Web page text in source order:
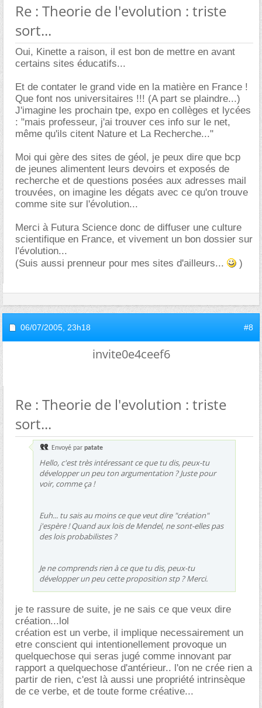
Re : Theorie de l'evolution : triste
sort...
Oui, Kinette a raison, il est bon de mettre en avant
certains sites éducatifs...
Et de contater le grand vide en la matière en France !
Que font nos universitaires !!! (A part se plaindre...)
J'imagine les prochain tpe, expo en collèges et lycées
: "mais professeur, j'ai trouver ces info sur le net,
même qu'ils citent Nature et La Recherche..."
Moi qui gère des sites de géol, je peux dire que bcp
de jeunes alimentent leurs devoirs et exposés de
recherche et de questions posées aux adresses mail
trouvées, on imagine les dégats avec ce qu'on trouve
comme site sur l'évolution...
Merci à Futura Science donc de diffuser une culture
scientifique en France, et vivement un bon dossier sur
l'évolution...
(Suis aussi prenneur pour mes sites d'ailleurs...
)
06/07/2005, 23h18 #8
invite0e4ceef6
Re : Theorie de l'evolution : triste
sort...
Envoyé par patate
Hello, c'est très intéressant ce que tu dis, peux-tu
développer un peu ton argumentation ? Juste pour
voir, comme ça !
Euh... tu sais au moins ce que veut dire "création"
j'espère ! Quand aux lois de Mendel, ne sont-elles pas
des lois probabilistes ?
Je ne comprends rien à ce que tu dis, peux-tu
développer un peu cette proposition stp ? Merci.
je te rassure de suite, je ne sais ce que veux dire
création...lol
création est un verbe, il implique necessairement un
etre conscient qui intentionellement provoque un
quelquechose qui seras jugé comme innovant par
rapport a quelquechose d'antérieur.. l'on ne crée rien a
partir de rien, c'est là aussi une propriété intrinsèque
de ce verbe, et de toute forme créative...